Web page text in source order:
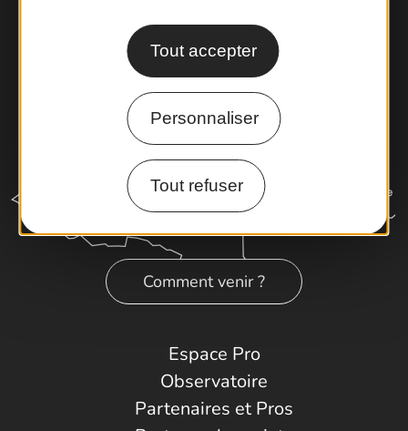
Tout accepter
Personnaliser
Tout refuser
Comment venir ?
Espace Pro
Observatoire
Partenaires et Pros